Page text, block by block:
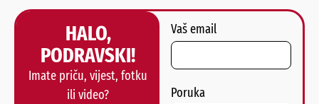
HALO,
PODRAVSKI!
Imate priču, vijest, fotku
ili video?
Vaš email
Poruka